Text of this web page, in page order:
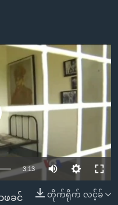
available
3:13
တိုက်ရိုက် လင့်ခ်
ဖခင်